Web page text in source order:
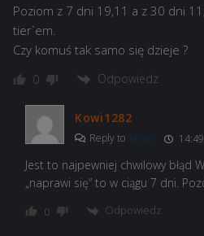
Poziom z 7 dni 19,11 a z 30 dni
tier`em.
Czy komuś tak samo się dzieje ?
0 Odpowiedz
Kowi1282
Reply to lamer
Jest to najpewniej chwilowy błąd
„naprawi się” to w ciągu 7 dni.
0 Odpowiedz